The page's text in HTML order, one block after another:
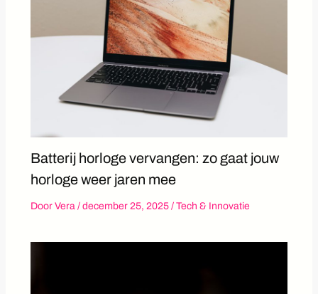
Batterij horloge vervangen: zo gaat jouw
horloge weer jaren mee
Door Vera / december 25, 2025 / Tech & Innovatie